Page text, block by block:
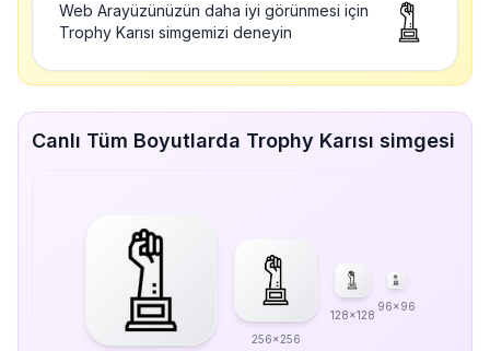
Web Arayüzünüzün daha iyi görünmesi için
Trophy Karısı simgemizi deneyin
Canlı Tüm Boyutlarda Trophy Karısı simgesi
256x256
128x128
96x96